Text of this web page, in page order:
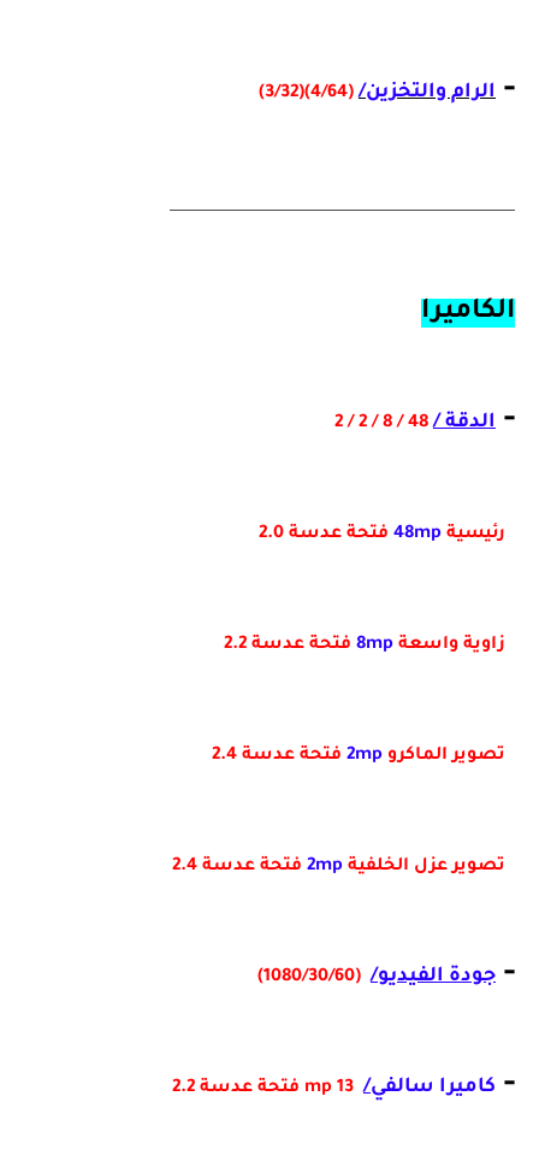
- الرام والتخزين/ (4/64)(3/32)
الكاميرا
- الدقة / 48 / 8 / 2 / 2
رئيسية 48mp فتحة عدسة 2.0
زاوية واسعة 8mp فتحة عدسة 2.2
تصوير الماكرو 2mp فتحة عدسة 2.4
تصوير عزل الخلفية 2mp فتحة عدسة 2.4
- جودة الفيديو/ (1080/30/60)
- كاميرا سالفي/ 13 mp فتحة عدسة 2.2